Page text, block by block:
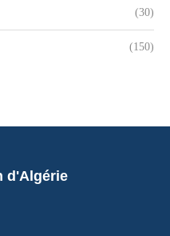
(30)
(150)
d'Algérie